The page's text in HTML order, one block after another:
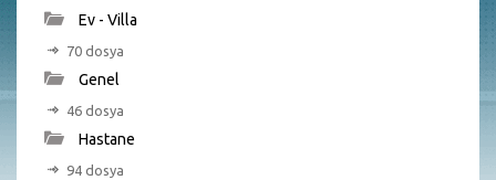
Ev - Villa
70 dosya
Genel
46 dosya
Hastane
94 dosya